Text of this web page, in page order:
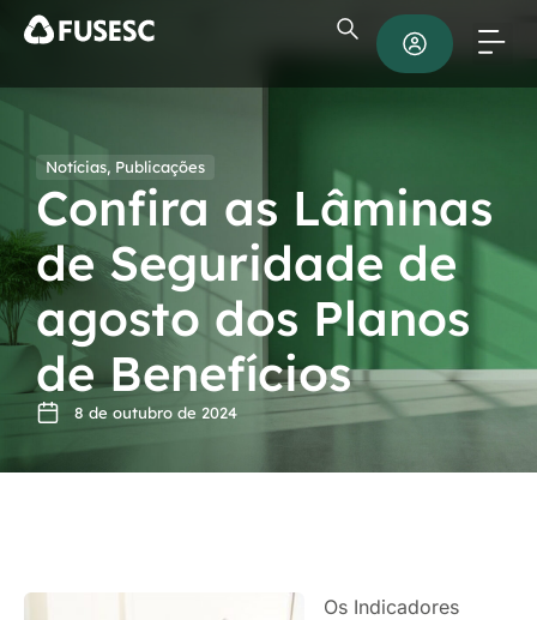
Notícias, Publicações
Confira as Lâminas
de Seguridade de
agosto dos Planos
de Benefícios
8 de outubro de 2024
Os Indicadores